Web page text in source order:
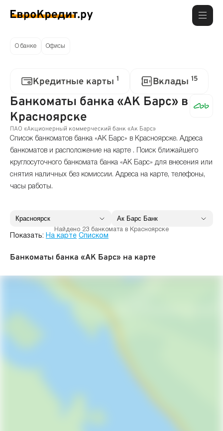
О банке Офисы
Кредитные карты 1 Вклады 15
Банкоматы банка «АК Барс» в
Красноярске
ПАО «Акционерный коммерческий банк «Ак Барс»
Список банкоматов банка «АК Барс» в Красноярске. Адреса
банкоматов и расположение на карте . Поиск ближайшего
круглосуточного банкомата банка «АК Барс» для внесения или
снятия наличных без комиссии. Адреса на карте, телефоны,
часы работы.
Найдено 23 банкомата в Красноярске
Показать: На карте Списком
Банкоматы банка «АК Барс» на карте